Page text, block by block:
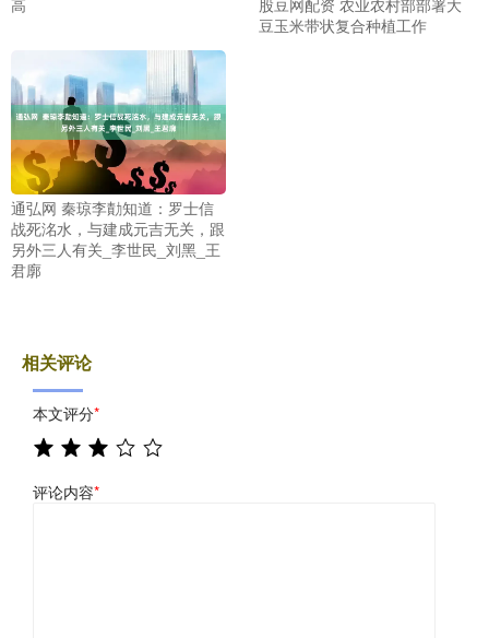
高
股豆网配资 农业农村部部署大
豆玉米带状复合种植工作
通弘网 秦琼李勣知道：罗士信
战死洺水，与建成元吉无关，跟
另外三人有关_李世民_刘黑_王
君廓
相关评论
本文评分*
评论内容*